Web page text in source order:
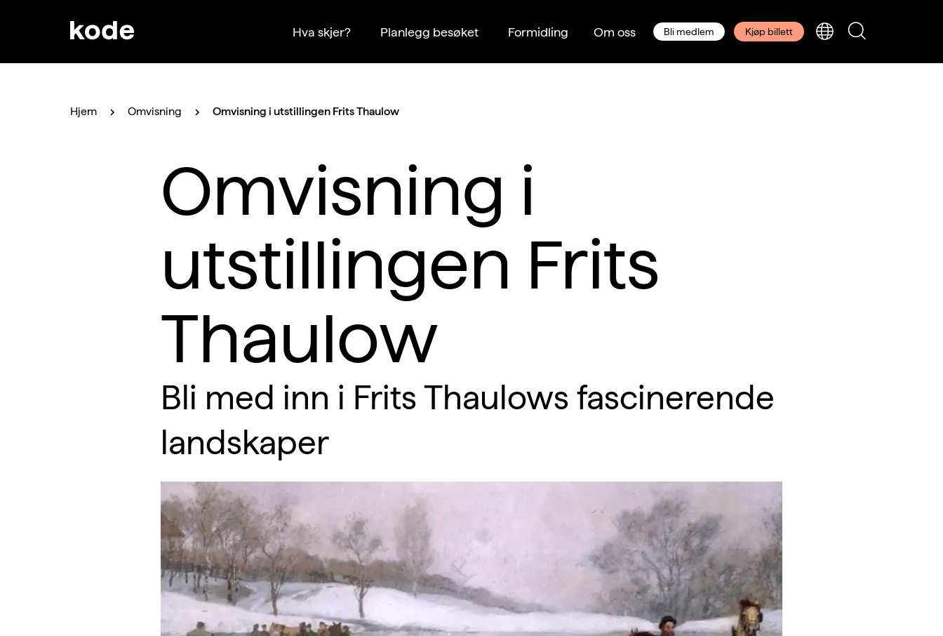
Hva skjer? Planlegg besøket Formidling Om oss Bli medlem Kjøp billett
Hjem Omvisning Omvisning i utstillingen Frits Thaulow
Omvisning i
utstillingen Frits
Thaulow
Bli med inn i Frits Thaulows fascinerende
landskaper